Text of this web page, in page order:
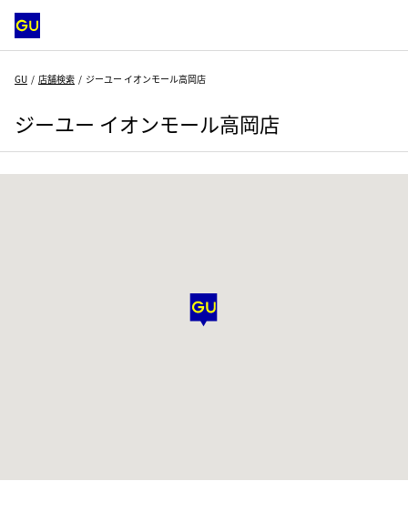
GU 店舗検索 ジーユー イオンモール高岡店
ジーユー イオンモール高岡店